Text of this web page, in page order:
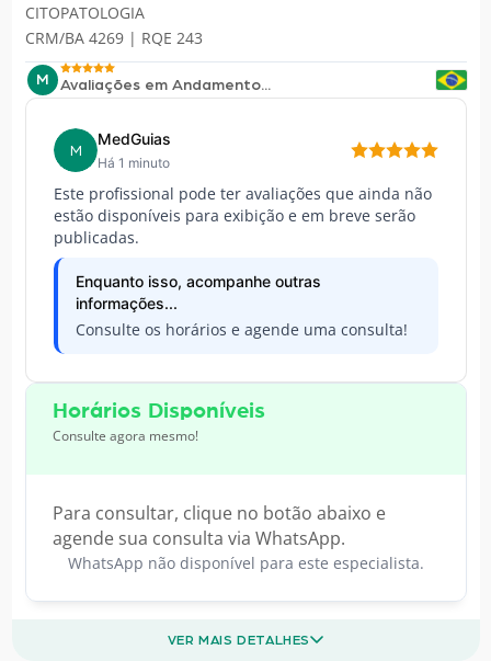
CITOPATOLOGIA
CRM/BA 4269 | RQE 243
M Avaliações em Andamento...
M
MedGuias
Há 1 minuto
Este profissional pode ter avaliações que ainda não
estão disponíveis para exibição e em breve serão
publicadas.
Enquanto isso, acompanhe outras
informações...
Consulte os horários e agende uma consulta!
Horários Disponíveis
Consulte agora mesmo!
Para consultar, clique no botão abaixo e
agende sua consulta via WhatsApp.
WhatsApp não disponível para este especialista.
VER MAIS DETALHES